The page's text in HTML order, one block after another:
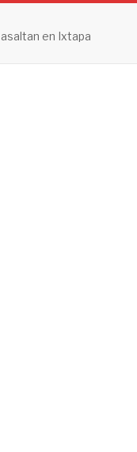
en Ixtapa